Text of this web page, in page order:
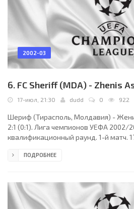
2002-03
6. FC Sheriff (MDA) - Zhenis
17-июл, 21:30 dudd 0 922
Шериф (Тирасполь, Молдавия) -
2:1 (0:1). Лига чемпионов УЕФА 2002/
квалификационный раунд. 1-й матч.
зрителей (вместимость - 14300).
Кирилов, 3. Сорин Ботиш (РУМ), 4.
5. Важа Тархнишвили (ГРУ), 7.
ПОДРОБНЕЕ